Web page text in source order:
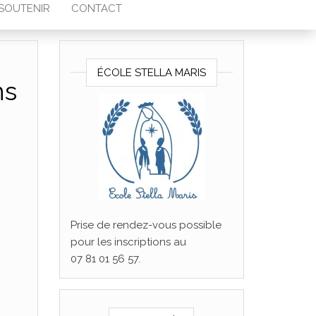
CONTACT
ÉCOLE STELLA MARIS
Prise de rendez-vous possible
pour les inscriptions au
07 81 01 56 57.